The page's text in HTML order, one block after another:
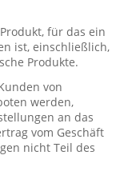
für das ein
ist, einschließlich,
Produkte.
von
werden,
an das
vom Geschäft
nicht Teil des